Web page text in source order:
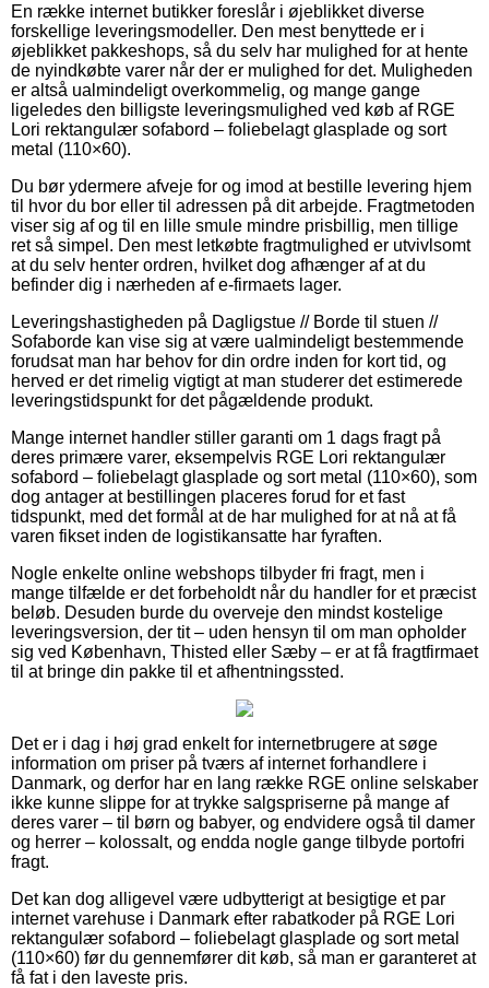
En række internet butikker foreslår i øjeblikket diverse
forskellige leveringsmodeller. Den mest benyttede er i
øjeblikket pakkeshops, så du selv har mulighed for at hente
de nyindkøbte varer når der er mulighed for det. Muligheden
er altså ualmindeligt overkommelig, og mange gange
ligeledes den billigste leveringsmulighed ved køb af RGE
Lori rektangulær sofabord – foliebelagt glasplade og sort
metal (110×60).
Du bør ydermere afveje for og imod at bestille levering hjem
til hvor du bor eller til adressen på dit arbejde. Fragtmetoden
viser sig af og til en lille smule mindre prisbillig, men tillige
ret så simpel. Den mest letkøbte fragtmulighed er utvivlsomt
at du selv henter ordren, hvilket dog afhænger af at du
befinder dig i nærheden af e-firmaets lager.
Leveringshastigheden på Dagligstue // Borde til stuen //
Sofaborde kan vise sig at være ualmindeligt bestemmende
forudsat man har behov for din ordre inden for kort tid, og
herved er det rimelig vigtigt at man studerer det estimerede
leveringstidspunkt for det pågældende produkt.
Mange internet handler stiller garanti om 1 dags fragt på
deres primære varer, eksempelvis RGE Lori rektangulær
sofabord – foliebelagt glasplade og sort metal (110×60), som
dog antager at bestillingen placeres forud for et fast
tidspunkt, med det formål at de har mulighed for at nå at få
varen fikset inden de logistikansatte har fyraften.
Nogle enkelte online webshops tilbyder fri fragt, men i
mange tilfælde er det forbeholdt når du handler for et præcist
beløb. Desuden burde du overveje den mindst kostelige
leveringsversion, der tit – uden hensyn til om man opholder
sig ved København, Thisted eller Sæby – er at få fragtfirmaet
til at bringe din pakke til et afhentningssted.
Det er i dag i høj grad enkelt for internetbrugere at søge
information om priser på tværs af internet forhandlere i
Danmark, og derfor har en lang række RGE online selskaber
ikke kunne slippe for at trykke salgspriserne på mange af
deres varer – til børn og babyer, og endvidere også til damer
og herrer – kolossalt, og endda nogle gange tilbyde portofri
fragt.
Det kan dog alligevel være udbytterigt at besigtige et par
internet varehuse i Danmark efter rabatkoder på RGE Lori
rektangulær sofabord – foliebelagt glasplade og sort metal
(110×60) før du gennemfører dit køb, så man er garanteret at
få fat i den laveste pris.